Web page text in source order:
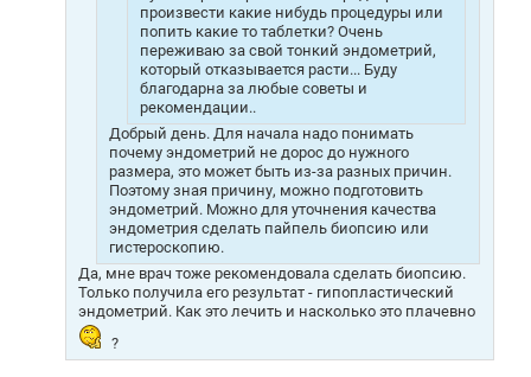
произвести какие нибудь процедуры или
попить какие то таблетки? Очень
переживаю за свой тонкий эндометрий,
который отказывается расти... Буду
благодарна за любые советы и
рекомендации..
Добрый день. Для начала надо понимать
почему эндометрий не дорос до нужного
размера, это может быть из-за разных причин.
Поэтому зная причину, можно подготовить
эндометрий. Можно для уточнения качества
эндометрия сделать пайпель биопсию или
гистероскопию.
Да, мне врач тоже рекомендовала сделать биопсию.
Только получила его результат - гипопластический
эндометрий. Как это лечить и насколько это плачевно
?